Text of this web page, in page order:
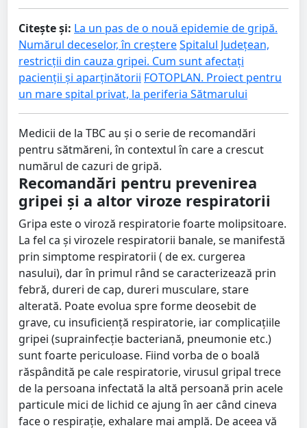
Citește și: La un pas de o nouă epidemie de gripă.
Numărul deceselor, în creștereSpitalul Județean,
restricții din cauza gripei. Cum sunt afectați
pacienții și aparținătorii FOTOPLAN. Proiect pentru
un mare spital privat, la periferia Sătmarului
Medicii de la TBC au și o serie de recomandări
pentru sătmăreni, în contextul în care a crescut
numărul de cazuri de gripă.
Recomandări pentru prevenirea
gripei și a altor viroze respiratorii
Gripa este o viroză respiratorie foarte molipsitoare.
La fel ca și virozele respiratorii banale, se manifestă
prin simptome respiratorii ( de ex. curgerea
nasului), dar în primul rând se caracterizează prin
febră, dureri de cap, dureri musculare, stare
alterată. Poate evolua spre forme deosebit de
grave, cu insuficiență respiratorie, iar complicațiile
gripei (suprainfecție bacteriană, pneumonie etc.)
sunt foarte periculoase. Fiind vorba de o boală
răspândită pe cale respiratorie, virusul gripal trece
de la persoana infectată la altă persoană prin acele
particule mici de lichid ce ajung în aer când cineva
face o respirație, exhalare mai amplă. De aceea vă